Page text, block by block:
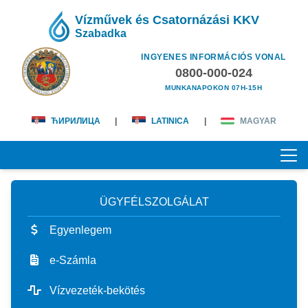
Vízművek és Csatornázási KKV
Szabadka
INGYENES INFORMÁCIÓS VONAL
0800-000-024
MUNKANAPOKON 07H-15H
ЋИРИЛИЦА LATINICA MAGYAR
KEZDŐOLDAL
RÓLUNK
magunkról
ÜGYFÉLSZOLGÁLAT
ÜGYFÉLSZOLGÁLAT
Egyenlegem
e-Számla
Vízvezeték-bekötés